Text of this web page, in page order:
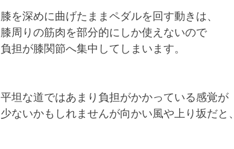
膝を深めに曲げたままペダルを回す動きは、
膝周りの筋肉を部分的にしか使えないので
負担が膝関節へ集中してしまいます。
平坦な道ではあまり負担がかかっている感覚が
少ないかもしれませんが向かい風や上り坂だと、